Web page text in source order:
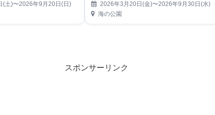
(土)〜2026年9月20日(日)
2026年3月20日(金)〜2026年9月30日(水)
海の公園
スポンサーリンク